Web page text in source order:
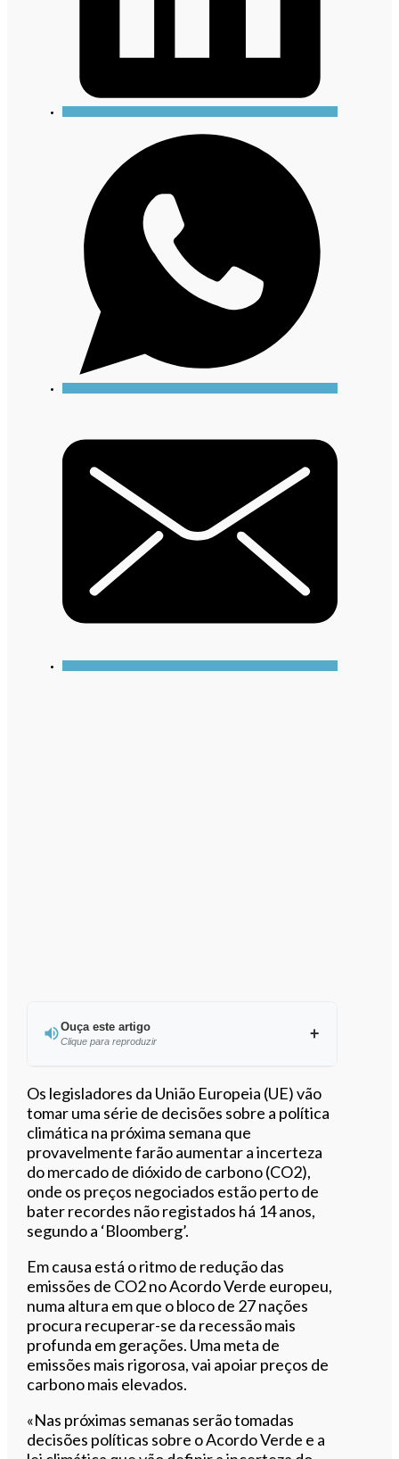
Ouça este artigo
Clique para reproduzir
Ouvir este artigo
Os legisladores da União Europeia (UE) vão
tomar uma série de decisões sobre a política
climática na próxima semana que
provavelmente farão aumentar a incerteza
do mercado de dióxido de carbono (CO2),
onde os preços negociados estão perto de
bater recordes não registados há 14 anos,
segundo a ‘Bloomberg’.
Em causa está o ritmo de redução das
emissões de CO2 no Acordo Verde europeu,
numa altura em que o bloco de 27 nações
procura recuperar-se da recessão mais
profunda em gerações. Uma meta de
emissões mais rigorosa, vai apoiar preços de
carbono mais elevados.
«Nas próximas semanas serão tomadas
decisões políticas sobre o Acordo Verde e a